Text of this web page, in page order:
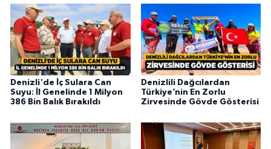
Denizli'de İç Sulara Can
Suyu: İl Genelinde 1 Milyon
386 Bin Balık Bırakıldı
Denizlili Dağcılardan
Türkiye’nin En Zorlu
Zirvesinde Gövde Gösterisi